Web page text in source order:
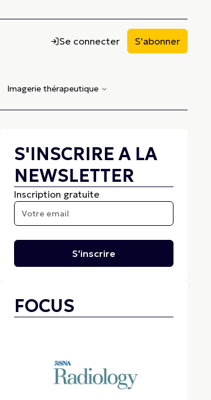
Se connecter S'abonner
Imagerie thérapeutique
S'INSCRIRE A LA
NEWSLETTER
Inscription gratuite
S'inscrire
FOCUS